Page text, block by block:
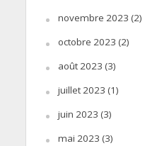
novembre 2023 (2)
octobre 2023 (2)
août 2023 (3)
juillet 2023 (1)
juin 2023 (3)
mai 2023 (3)